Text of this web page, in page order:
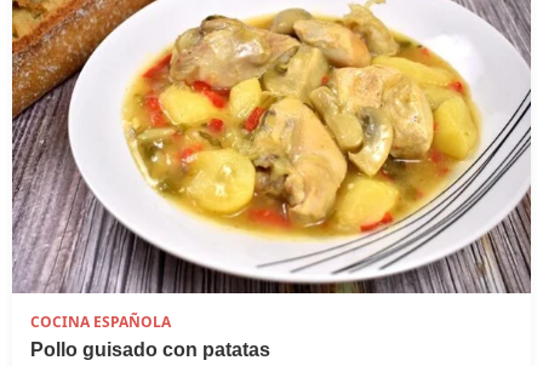
COCINA ESPAÑOLA
Pollo guisado con patatas